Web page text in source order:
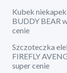
Kubek
BUDDY BEAR
cenie
Szczoteczka
FIREFLY
super cenie